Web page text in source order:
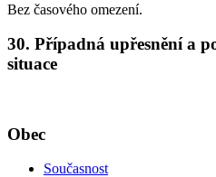
Bez časového omezení.
30. Případná upřesnění a
situace
Obec
Současnost